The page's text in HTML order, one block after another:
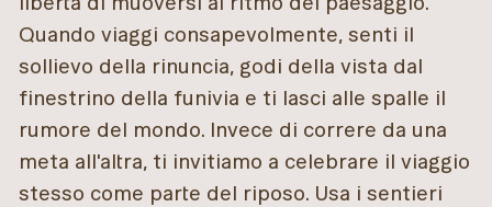
Quando viaggi consapevolmente, senti il
sollievo della rinuncia, godi della vista dal
finestrino della funivia e ti lasci alle spalle il
rumore del mondo. Invece di correre da una
meta all'altra, ti invitiamo a celebrare il viaggio
stesso come parte del riposo. Usa i sentieri